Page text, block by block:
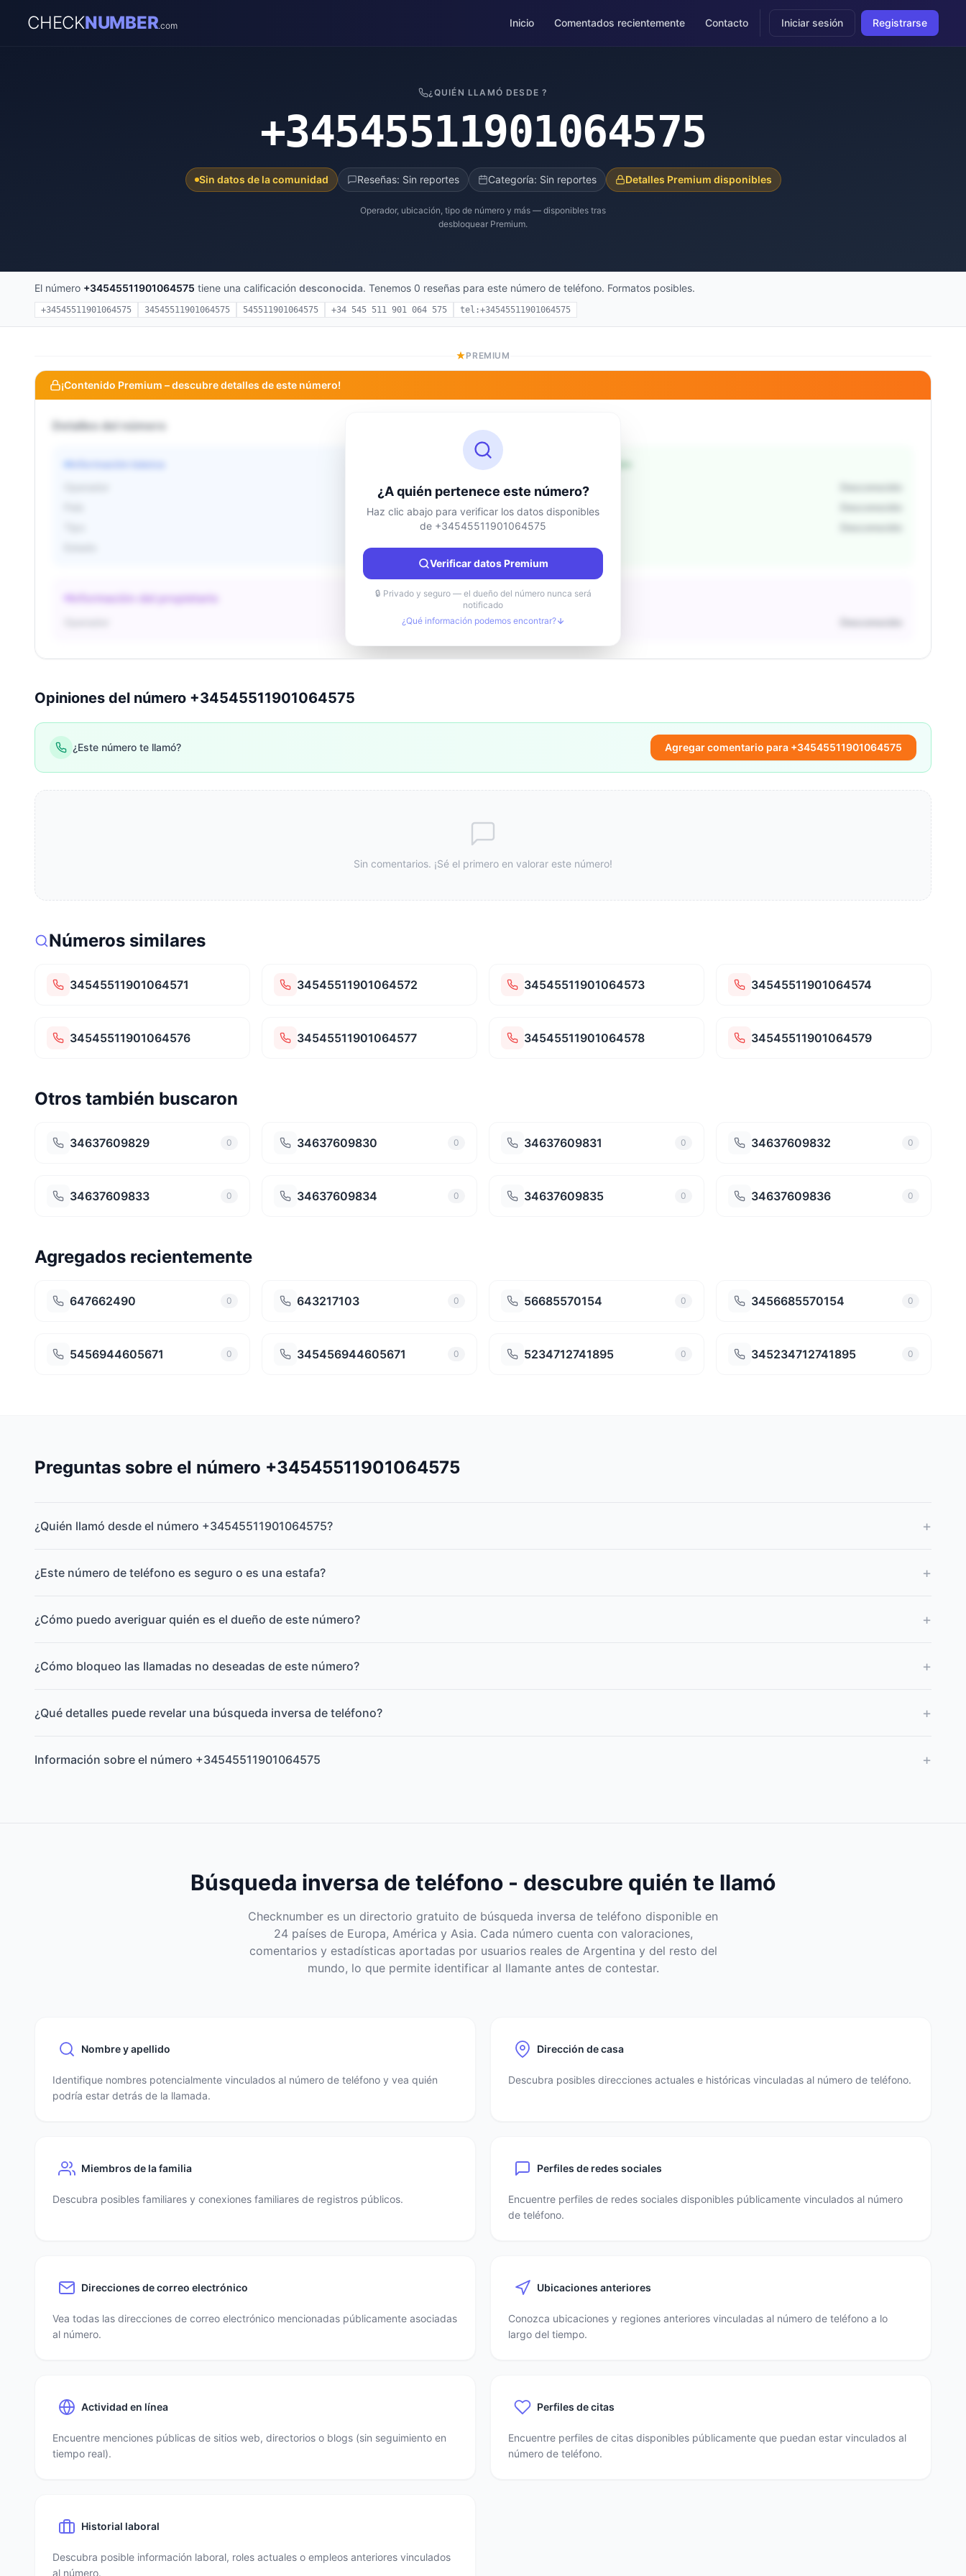
CHECKNUMBER.com Inicio Comentados recientemente Contacto Iniciar sesión Registrarse
¿QUIÉN LLAMÓ DESDE ?
+34545511901064575
Sin datos de la comunidad Reseñas: Sin reportes Categoría: Sin reportes Detalles Premium disponibles
Operador, ubicación, tipo de número y más — disponibles tras
desbloquear Premium.
El número +34545511901064575 tiene una calificación desconocida. Tenemos 0 reseñas para este número de teléfono. Formatos posibles.
+34545511901064575 34545511901064575 545511901064575 +34 545 511 901 064 575 tel:+34545511901064575
PREMIUM
¡Contenido Premium – descubre detalles de este número!
Detalles del número
Información básica
Desconocido
Desconocido
Desconocido
Desconocido
País
Ciudad
Región
Información del propietario
Desconocido Tipo
¿A quién pertenece este número?
Haz clic abajo para verificar los datos disponibles
de +34545511901064575
Verificar datos Premium
🔒 Privado y seguro — el dueño del número nunca será
notificado
¿Qué información podemos encontrar?
Opiniones del número +34545511901064575
¿Este número te llamó? Agregar comentario para +34545511901064575
Sin comentarios. ¡Sé el primero en valorar este número!
Números similares
34545511901064571 34545511901064572 34545511901064573 34545511901064574
34545511901064576 34545511901064577 34545511901064578 34545511901064579
Otros también buscaron
34637609829 0 34637609830 0 34637609831 0 34637609832 0
34637609833 0 34637609834 0 34637609835 0 34637609836 0
Agregados recientemente
647662490 0 643217103 0 56685570154 0 3456685570154 0
5456944605671 0 345456944605671 0 5234712741895 0 345234712741895 0
Preguntas sobre el número +34545511901064575
¿Quién llamó desde el número +34545511901064575? +
¿Este número de teléfono es seguro o es una estafa? +
¿Cómo puedo averiguar quién es el dueño de este número? +
¿Cómo bloqueo las llamadas no deseadas de este número? +
¿Qué detalles puede revelar una búsqueda inversa de teléfono? +
Información sobre el número +34545511901064575 +
Búsqueda inversa de teléfono - descubre quién te llamó
Checknumber es un directorio gratuito de búsqueda inversa de teléfono disponible en
24 países de Europa, América y Asia. Cada número cuenta con valoraciones,
comentarios y estadísticas aportadas por usuarios reales de Argentina y del resto del
mundo, lo que permite identificar al llamante antes de contestar.
Nombre y apellido
Identifique nombres potencialmente vinculados al número de teléfono y vea quién
podría estar detrás de la llamada.
Dirección de casa
Descubra posibles direcciones actuales e históricas vinculadas al número de teléfono.
Miembros de la familia
Descubra posibles familiares y conexiones familiares de registros públicos.
Perfiles de redes sociales
Encuentre perfiles de redes sociales disponibles públicamente vinculados al número
de teléfono.
Direcciones de correo electrónico
Vea todas las direcciones de correo electrónico mencionadas públicamente asociadas
al número.
Ubicaciones anteriores
Conozca ubicaciones y regiones anteriores vinculadas al número de teléfono a lo
largo del tiempo.
Actividad en línea
Encuentre menciones públicas de sitios web, directorios o blogs (sin seguimiento en
tiempo real).
Perfiles de citas
Encuentre perfiles de citas disponibles públicamente que puedan estar vinculados al
número de teléfono.
Historial laboral
Descubra posible información laboral, roles actuales o empleos anteriores vinculados
al número.